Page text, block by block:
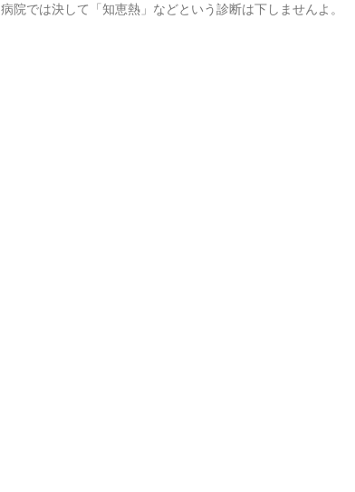
病院では決して「知恵熱」などという診断は下しませんよ。